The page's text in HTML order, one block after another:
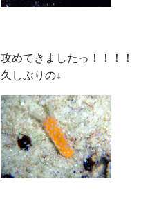
攻めてきましたっ！！！！